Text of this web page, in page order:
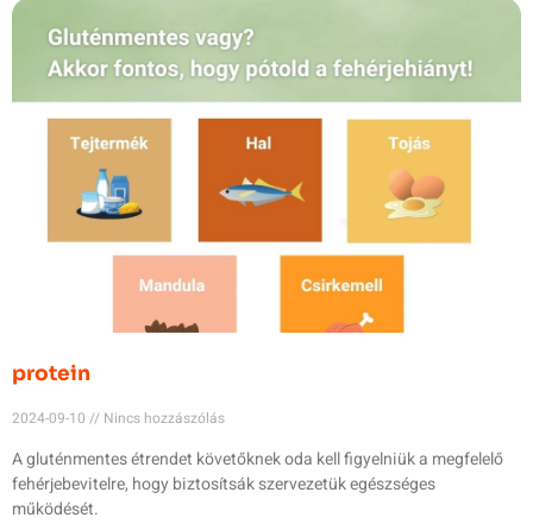
protein
2024-09-10 Nincs hozzászólás
A gluténmentes étrendet követőknek oda kell figyelniük a megfelelő
fehérjebevitelre, hogy biztosítsák szervezetük egészséges
működését.